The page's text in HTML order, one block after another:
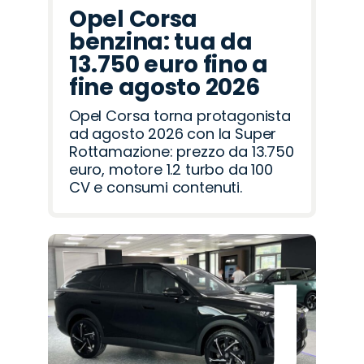
Opel Corsa
benzina: tua da
13.750 euro fino a
fine agosto 2026
Opel Corsa torna protagonista
ad agosto 2026 con la Super
Rottamazione: prezzo da 13.750
euro, motore 1.2 turbo da 100
CV e consumi contenuti.